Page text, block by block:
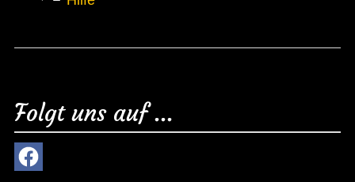
Folgt uns auf ...